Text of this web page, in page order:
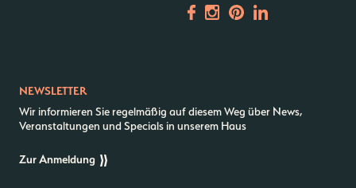
NEWSLETTER
Wir informieren Sie regelmäßig auf diesem Weg über News,
Veranstaltungen und Specials in unserem Haus
Zur Anmeldung